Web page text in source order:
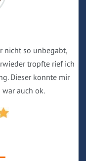
nicht so unbegabt,
tropfte rief ich
Dieser konnte mir
auch ok.